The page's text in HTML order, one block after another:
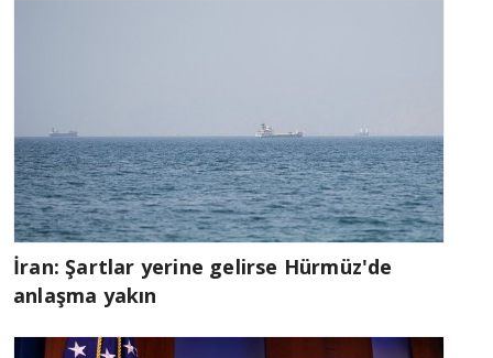
İran: Şartlar yerine gelirse Hürmüz'de
anlaşma yakın